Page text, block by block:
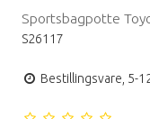
Sportsbagpotte
S26117
Bestillingsvare, 5-